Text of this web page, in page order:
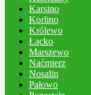
Karsino
Korlino
Królewo
Łącko
Marszewo
Naćmierz
Nosalin
Pałowo